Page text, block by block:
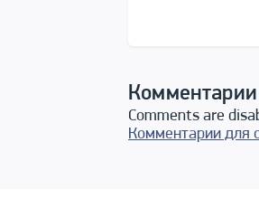
Comments are
Комментарии для